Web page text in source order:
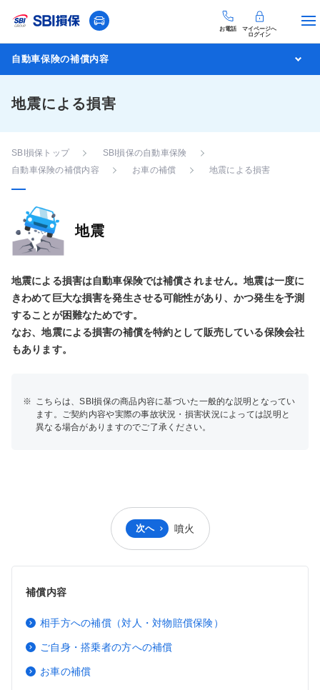
お電話
マイページへ
ログイン
自動車保険の補償内容
地震による損害
SBI損保トップ
SBI損保の自動車保険
自動車保険の補償内容
お車の補償 地震による損害
地震
地震による損害は自動車保険では補償されません。地震は一度に
きわめて巨大な損害を発生させる可能性があり、かつ発生を予測
することが困難なためです。
なお、地震による損害の補償を特約として販売している保険会社
もあります。
※ こちらは、SBI損保の商品内容に基づいた一般的な説明となってい
ます。ご契約内容や実際の事故状況・損害状況によっては説明と
異なる場合がありますのでご了承ください。
次へ 噴火
補償内容
相手方への補償（対人・対物賠償保険）
ご自身・搭乗者の方への補償
お車の補償